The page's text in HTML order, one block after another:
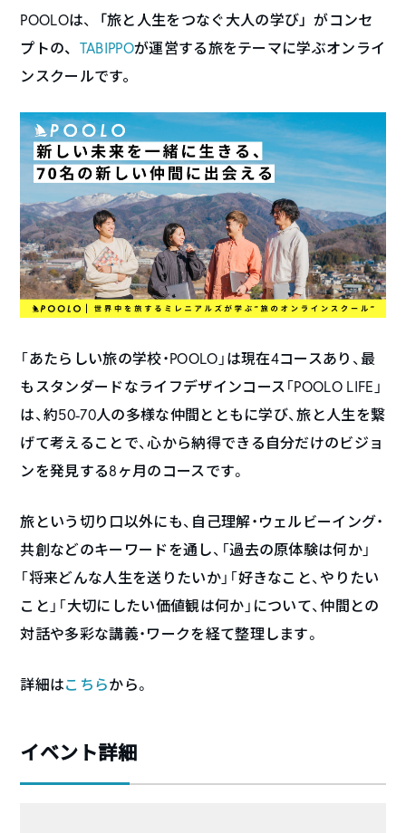
POOLOは、 「旅と人生をつなぐ大人の学び」がコンセ
プトの、 TABIPPOが運営する旅をテーマに学ぶオンライ
ンスクールです。
「あたらしい旅の学校・POOLO」は現在4コースあり、最
もスタンダードなライフデザインコース「POOLO LIFE」
は、約50-70人の多様な仲間とともに学び、旅と人生を繋
げて考えることで、心から納得できる自分だけのビジョ
ンを発見する8ヶ月のコースです。
旅という切り口以外にも、自己理解・ウェルビーイング・
共創などのキーワードを通し、「過去の原体験は何か」
「将来どんな人生を送りたいか」「好きなこと、やりたい
こと」「大切にしたい価値観は何か」について、仲間との
対話や多彩な講義・ワークを経て整理します。
詳細はこちらから。
イベント詳細